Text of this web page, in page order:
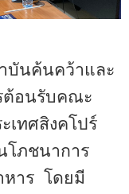
บันค้นคว้าและ
อนรับคณะ
เทศสิงคโปร์
โภชนาการ
หาร โดยมี